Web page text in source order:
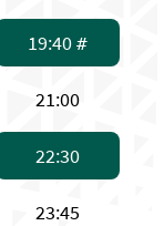
：只限星期一
，普通渡轮 。
19:40 #下午
，普通渡轮 。
21:00下午9:00
注：普通渡轮，
，高速船
22:30下午
，普通渡轮 。
23:45下午